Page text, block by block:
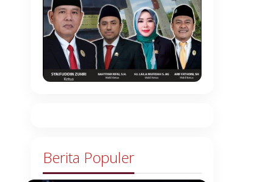
Berita Populer